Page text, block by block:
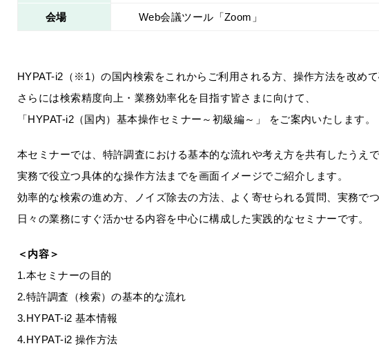
会場 Web会議ツール「Zoom」
HYPAT-i2（※1）の国内検索をこれからご利用される方、操作方法を改め
さらには検索精度向上・業務効率化を目指す皆さまに向けて、
「HYPAT-i2（国内）基本操作セミナー～初級編～」 をご案内いたします。
本セミナーでは、特許調査における基本的な流れや考え方を共有したうえ
実務で役立つ具体的な操作方法までを画面イメージでご紹介します。
効率的な検索の進め方、ノイズ除去の方法、よく寄せられる質問、実務で
日々の業務にすぐ活かせる内容を中心に構成した実践的なセミナーです。
＜内容＞
1.本セミナーの目的
2.特許調査（検索）の基本的な流れ
3.HYPAT-i2 基本情報
4.HYPAT-i2 操作方法